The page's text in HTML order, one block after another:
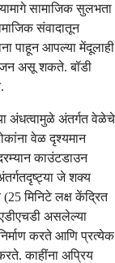
यामागे सामाजिक सुलभता
संवादातून
पाहून आपल्या मेंदूलाही
असू शकते. बॉडी
अंधत्वामुळे अंतर्गत वेळेचे
वेळ दृश्यमान
काउंटडाउन
जे शक्य
(25 मिनिटे लक्ष केंद्रित
असलेल्या
करते आणि प्रत्येक
काहींना अप्रिय